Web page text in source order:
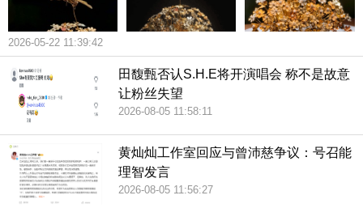
2026-05-22 11:39:42
田馥甄否认S.H.E将开演唱会 称不是故意
让粉丝失望
2026-08-05 11:58:11
黄灿灿工作室回应与曾沛慈争议：号召能
理智发言
2026-08-05 11:56:27